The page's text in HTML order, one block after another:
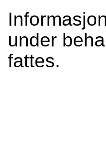
under
fattes.